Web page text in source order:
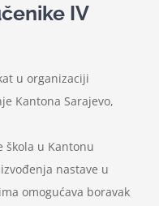
IV
u organizaciji
Kantona Sarajevo,
škola u Kantonu
nastave u
omogućava boravak